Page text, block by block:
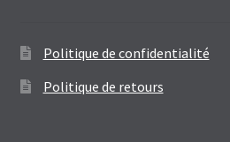
Politique de confidentialité
Politique de retours